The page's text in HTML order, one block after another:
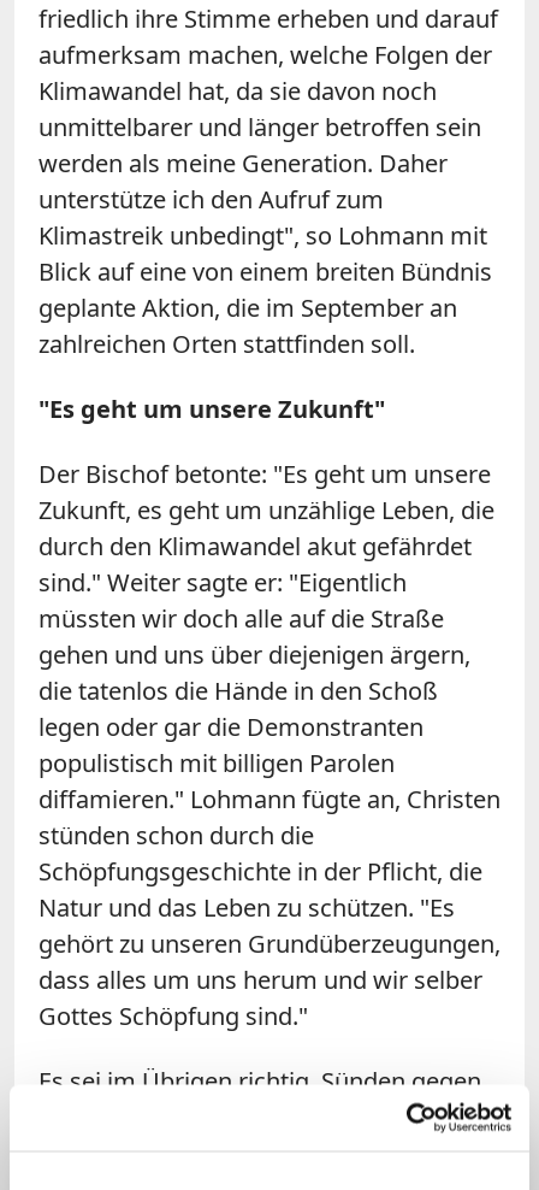
friedlich ihre Stimme erheben und darauf
aufmerksam machen, welche Folgen der
Klimawandel hat, da sie davon noch
unmittelbarer und länger betroffen sein
werden als meine Generation. Daher
unterstütze ich den Aufruf zum
Klimastreik unbedingt", so Lohmann mit
Blick auf eine von einem breiten Bündnis
geplante Aktion, die im September an
zahlreichen Orten stattfinden soll.
"Es geht um unsere Zukunft"
Der Bischof betonte: "Es geht um unsere
Zukunft, es geht um unzählige Leben, die
durch den Klimawandel akut gefährdet
sind." Weiter sagte er: "Eigentlich
müssten wir doch alle auf die Straße
gehen und uns über diejenigen ärgern,
die tatenlos die Hände in den Schoß
legen oder gar die Demonstranten
populistisch mit billigen Parolen
diffamieren." Lohmann fügte an, Christen
stünden schon durch die
Schöpfungsgeschichte in der Pflicht, die
Natur und das Leben zu schützen. "Es
gehört zu unseren Grundüberzeugungen,
dass alles um uns herum und wir selber
Gottes Schöpfung sind."
Es sei im Übrigen richtig, Sünden gegen
die Umwelt zu beichten. "Wichtiger als